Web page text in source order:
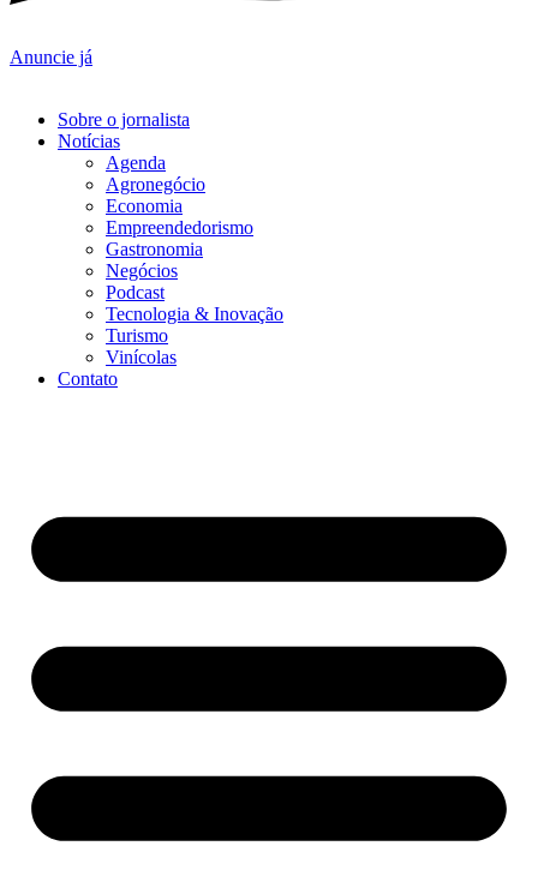
Anuncie já
Sobre o jornalista
Notícias
Agenda
Agronegócio
Economia
Empreendedorismo
Gastronomia
Negócios
Podcast
Tecnologia & Inovação
Turismo
Vinícolas
Contato